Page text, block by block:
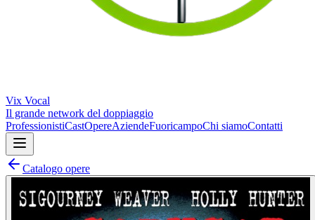
Vix Vocal
Il grande network del doppiaggio
ProfessionistiCastOpereAziendeFuoricampoChi siamoContatti
Catalogo opere